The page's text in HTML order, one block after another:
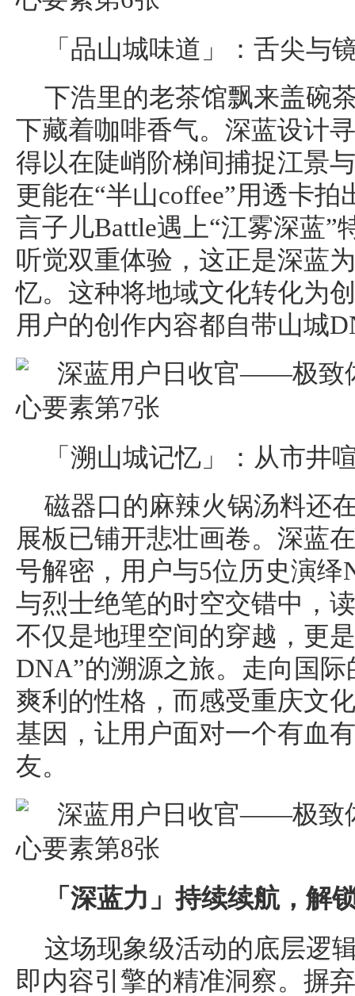
「品山城味道」：舌尖与
下浩里的老茶馆飘来盖碗
下藏着咖啡香气。深蓝设计
得以在陡峭阶梯间捕捉江景
更能在“半山coffee”用透卡
言子儿Battle遇上“江雾深蓝”
听觉双重体验，这正是深蓝
忆。这种将地域文化转化为
用户的创作内容都自带山城
「溯山城记忆」：从市井
磁器口的麻辣火锅汤料还
展板已铺开悲壮画卷。深蓝
号解密，用户与5位历史演绎
与烈士绝笔的时空交错中，
不仅是地理空间的穿越，更
DNA”的溯源之旅。走向国
爽利的性格，而感受重庆文
基因，让用户面对一个有血
友。
「深蓝力」持续续航，解
这场现象级活动的底层逻
即内容引擎的精准洞察。摒